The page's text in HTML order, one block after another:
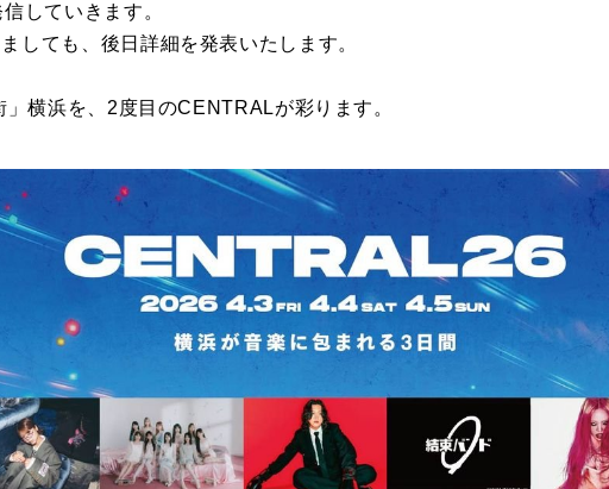
していきます。
しても、後日詳細を発表いたします。
横浜を、2度目のCENTRALが彩ります。